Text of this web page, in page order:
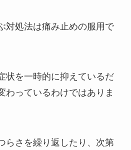
対処法は痛み止めの服用で
状を一時的に抑えているだ
わっているわけではありま
らさを繰り返したり、次第